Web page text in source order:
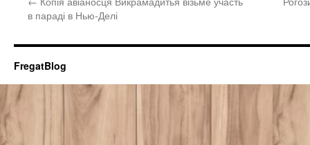
в параді в Нью-Делі
FregatBlog